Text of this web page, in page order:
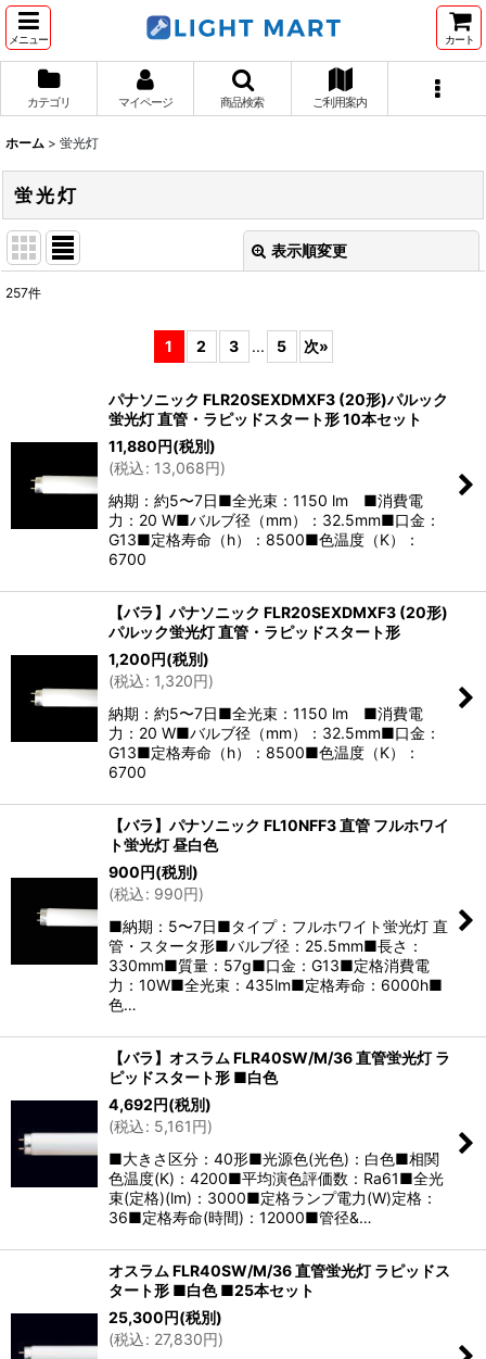
メニュー カート
カテゴリ マイページ 商品検索 ご利用案内
ホーム > 蛍光灯
蛍光灯
表示順変更
絞り込む
257件
1 2 3 ... 5 次»
パナソニック FLR20SEXDMXF3 (20形)パルック
蛍光灯 直管・ラピッドスタート形 10本セット
11,880円(税別)
(税込: 13,068円)
納期：約5〜7日■全光束：1150 lm ■消費電
力：20 W■バルブ径（mm）：32.5mm■口金：
G13■定格寿命（h）：8500■色温度（K）：
6700
【バラ】パナソニック FLR20SEXDMXF3 (20形)
パルック蛍光灯 直管・ラピッドスタート形
1,200円(税別)
(税込: 1,320円)
納期：約5〜7日■全光束：1150 lm ■消費電
力：20 W■バルブ径（mm）：32.5mm■口金：
G13■定格寿命（h）：8500■色温度（K）：
6700
【バラ】パナソニック FL10NFF3 直管 フルホワイ
ト蛍光灯 昼白色
900円(税別)
(税込: 990円)
■納期：5〜7日■タイプ：フルホワイト蛍光灯 直
管・スタータ形■バルブ径：25.5mm■長さ：
330mm■質量：57g■口金：G13■定格消費電
力：10W■全光束：435lm■定格寿命：6000h■
色…
【バラ】オスラム FLR40SW/M/36 直管蛍光灯 ラ
ピッドスタート形 ■白色
4,692円(税別)
(税込: 5,161円)
■大きさ区分：40形■光源色(光色)：白色■相関
色温度(K)：4200■平均演色評価数：Ra61■全光
束(定格)(lm)：3000■定格ランプ電力(W)定格：
36■定格寿命(時間)：12000■管径&…
オスラム FLR40SW/M/36 直管蛍光灯 ラピッドス
タート形 ■白色 ■25本セット
25,300円(税別)
(税込: 27,830円)